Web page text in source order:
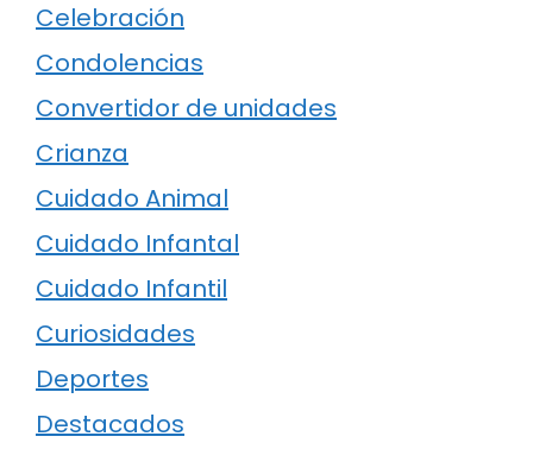
Celebración
Condolencias
Convertidor de unidades
Crianza
Cuidado Animal
Cuidado Infantal
Cuidado Infantil
Curiosidades
Deportes
Destacados